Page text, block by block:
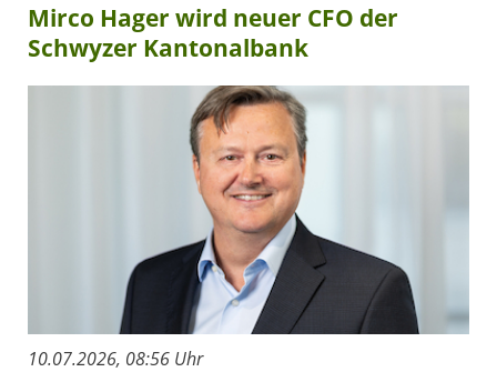
Mirco Hager wird neuer CFO der
Schwyzer Kantonalbank
10.07.2026, 08:56 Uhr